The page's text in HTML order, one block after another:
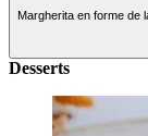
Margherita en forme de
Desserts